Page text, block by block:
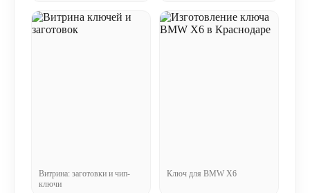
Витрина: заготовки и чип-
ключи
Ключ для BMW X6